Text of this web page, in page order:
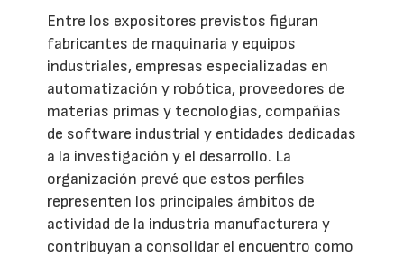
Entre los expositores previstos figuran
fabricantes de maquinaria y equipos
industriales, empresas especializadas en
automatización y robótica, proveedores de
materias primas y tecnologías, compañías
de software industrial y entidades dedicadas
a la investigación y el desarrollo. La
organización prevé que estos perfiles
representen los principales ámbitos de
actividad de la industria manufacturera y
contribuyan a consolidar el encuentro como